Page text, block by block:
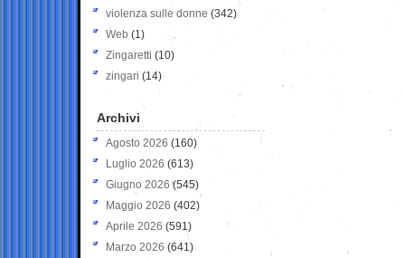
violenza sulle donne (342)
Web (1)
Zingaretti (10)
zingari (14)
Archivi
Agosto 2026 (160)
Luglio 2026 (613)
Giugno 2026 (545)
Maggio 2026 (402)
Aprile 2026 (591)
Marzo 2026 (641)